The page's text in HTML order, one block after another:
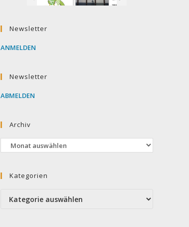
Newsletter
ANMELDEN
Newsletter
ABMELDEN
Archiv
Archiv
Kategorien
Kategorien